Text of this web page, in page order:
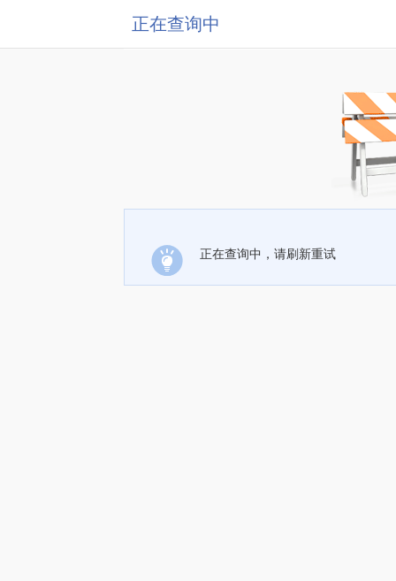
正在查询中
正在查询中，请刷新重试